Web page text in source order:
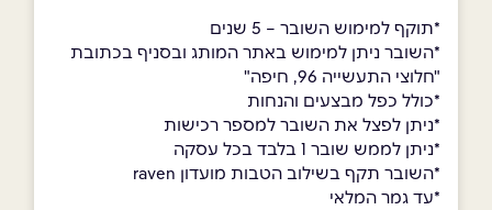
*תוקף למימוש השובר – 5 שנים
*השובר ניתן למימוש באתר המותג ובסניף בכתובת
"חלוצי התעשייה 96, חיפה"
*כולל כפל מבצעים והנחות
*ניתן לפצל את השובר למספר רכישות
*ניתן לממש שובר 1 בלבד בכל עסקה
*השובר תקף בשילוב הטבות מועדון raven
*עד גמר המלאי